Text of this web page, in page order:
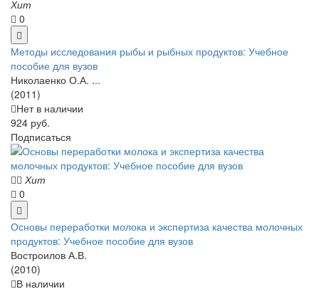
Хит
0
Методы исследования рыбы и рыбных продуктов: Учебное
пособие для вузов
Николаенко О.А. ...
(2011)
Нет в наличии
924 руб.
Подписаться
Хит
0
Основы переработки молока и экспертиза качества молочных
продуктов: Учебное пособие для вузов
Востроилов А.В.
(2010)
В наличии